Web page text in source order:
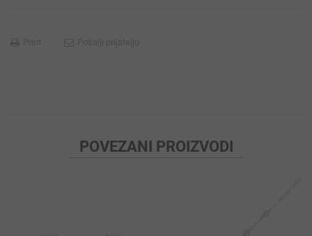
POVEZANI PROIZVODI